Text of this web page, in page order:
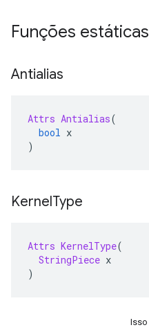
Funções
Antialias
Attrs Antialias(
bool x
)
KernelType
Attrs KernelType(
StringPiece x
)
Isso